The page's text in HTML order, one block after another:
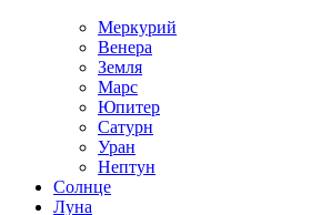
Меркурий
Венера
Земля
Марс
Юпитер
Сатурн
Уран
Нептун
Солнце
Луна